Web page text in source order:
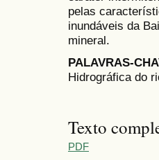
pelas
inundáveis da
mineral.
PALAVRAS-
Hidrográfica do
Texto
PDF